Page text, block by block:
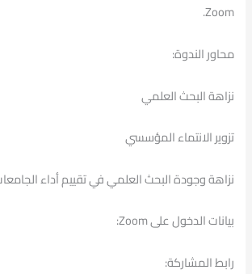
Zoom.
محاور الندوة:
نزاهة البحث العلمي
تزوير الانتماء المؤسسي
نزاهة وجودة البحث العلمي في تقييم أداء
بيانات الدخول على Zoom:
رابط المشاركة: